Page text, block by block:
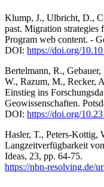
Klump, J., Ulbricht, D.,
past. Migration
Program web content. -
DOI: https://doi.org/
Bertelmann, R.,
W., Razum, M., Recker,
Einstieg ins
Geowissenschaften.
DOI: https://doi.org/
Hasler, T., Peters-Kottig,
Langzeitverfügbarkeit
Ideas, 23, pp. 64-75.
https://nbn-resolving.de/